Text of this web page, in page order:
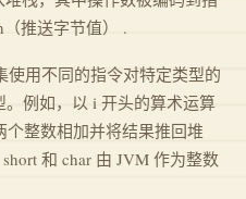
推送字节值） .
使用不同的指令对特定类型的
例如，以 i 开头的算术运算
整数相加并将结果推回堆
和 char 由 JVM 作为整数